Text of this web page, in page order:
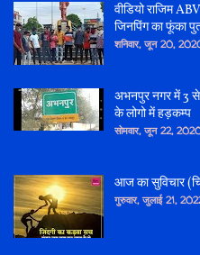
वीडियो राजिम
जिनपिंग का फूंका
शनिवार, जून 20,
अभनपुर नगर में 3
के लोगो में हड़कम्प
सोमवार, जून 22,
आज का सुविचार
गुरुवार, जुलाई 21,